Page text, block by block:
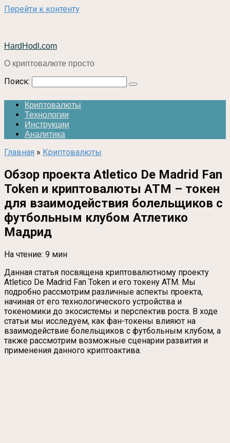
Перейти к контенту
HardHodl.com
О криптовалюте просто
Поиск:
Криптовалюты
Технологии
Инструкции
Аналитика
Главная » Криптовалюты
Обзор проекта Atletico De Madrid Fan
Token и криптовалюты ATM – токен
для взаимодействия болельщиков с
футбольным клубом Атлетико
Мадрид
На чтение: 9 мин
Данная статья посвящена криптовалютному проекту
Atletico De Madrid Fan Token и его токену ATM. Мы
подробно рассмотрим различные аспекты проекта,
начиная от его технологического устройства и
токеномики до экосистемы и перспектив роста. В ходе
статьи мы исследуем, как фан-токены влияют на
взаимодействие болельщиков с футбольным клубом, а
также рассмотрим возможные сценарии развития и
применения данного криптоактива.